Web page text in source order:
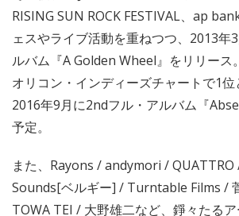
RISING SUN ROCK FESTIVAL、ap
ェスやライブ活動を重ねつつ、2013年
ルバム『A Golden Wheel』をリリース
オリコン・インディーズチャートで1位
2016年9月に2ndフル・アルバム『
予定。
また、Rayons / andymori /
Sounds[ベルギー] / Turntable Films /
TOWA TEI / 大野雄二など、錚々たる